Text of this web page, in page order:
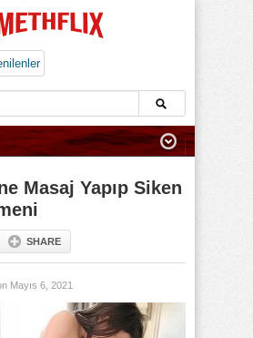
Masaj Yapıp Siken
SHARE
Mayıs 6, 2021